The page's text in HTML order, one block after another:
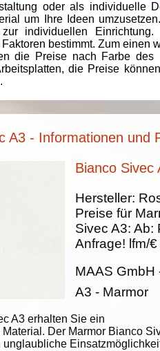
oder als individuelle
um Ihre Ideen
zur individuellen
bestimmt. Zum einen
die Preise nach Farbe des
die Preise
A3 - Informationen und
Bianco Sivec
A3 erhalten Sie ein
Der Marmor Bianco
unglaubliche
Hersteller:
Preise für
Sivec A3: Ab:
Anfrage! lfm/€
MAAS GmbH
A3 - Marmor